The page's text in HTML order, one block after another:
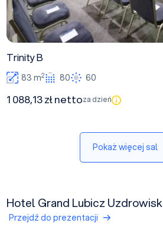
Trinity B
83 m2 80 60
1 088,13 zł nettoza dzień
Pokaż więcej sal
Hotel Grand Lubicz
Przejdź do prezentacji